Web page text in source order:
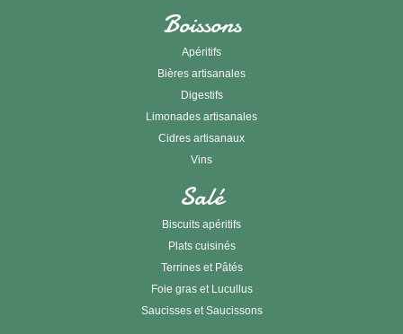
Boissons
Apéritifs
Bières artisanales
Digestifs
Limonades artisanales
Cidres artisanaux
Vins
Salé
Biscuits apéritifs
Plats cuisinés
Terrines et Pâtés
Foie gras et Lucullus
Saucisses et Saucissons